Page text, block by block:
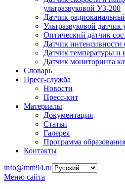
ультразвуковой УЗ-200
Датчик
Ультразвуковой
Оптический датчик
Датчик интенсивности
Датчик температуры и
Датчик мониторинга
Словарь
Пресс-служба
Новости
Пресс-кит
Материалы
Документация
Статьи
Галерея
Программа образования
Контакты
info@mm94.ru
Меню сайта